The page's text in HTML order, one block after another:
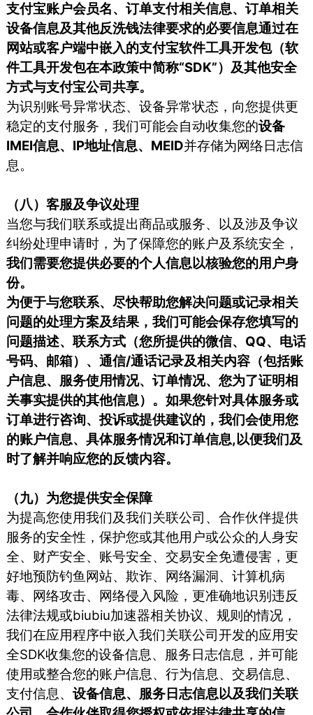
支付宝账户会员名、订单支付相关信息、订单相关
设备信息及其他反洗钱法律要求的必要信息通过在
网站或客户端中嵌入的支付宝软件工具开发包（软
件工具开发包在本政策中简称“SDK”）及其他安全
方式与支付宝公司共享。
为识别账号异常状态、设备异常状态，向您提供更
稳定的支付服务，我们可能会自动收集您的设备
IMEI信息、IP地址信息、MEID并存储为网络日志信
息。
（八）客服及争议处理
当您与我们联系或提出商品或服务、以及涉及争议
纠纷处理申请时，为了保障您的账户及系统安全，
我们需要您提供必要的个人信息以核验您的用户身
份。
为便于与您联系、尽快帮助您解决问题或记录相关
问题的处理方案及结果，我们可能会保存您填写的
问题描述、联系方式（您所提供的微信、QQ、电话
号码、邮箱）、通信/通话记录及相关内容（包括账
户信息、服务使用情况、订单情况、您为了证明相
关事实提供的其他信息）。如果您针对具体服务或
订单进行咨询、投诉或提供建议的，我们会使用您
的账户信息、具体服务情况和订单信息,以便我们及
时了解并响应您的反馈内容。
（九）为您提供安全保障
为提高您使用我们及我们关联公司、合作伙伴提供
服务的安全性，保护您或其他用户或公众的人身安
全、财产安全、账号安全、交易安全免遭侵害，更
好地预防钓鱼网站、欺诈、网络漏洞、计算机病
毒、网络攻击、网络侵入风险，更准确地识别违反
法律法规或biubiu加速器相关协议、规则的情况，
我们在应用程序中嵌入我们关联公司开发的应用安
全SDK收集您的设备信息、服务日志信息，并可能
使用或整合您的账户信息、行为信息、交易信息、
支付信息、设备信息、服务日志信息以及我们关联